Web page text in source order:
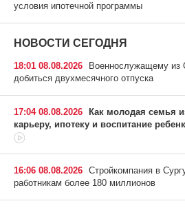
условия ипотечной программы
НОВОСТИ СЕГОДНЯ
18:01 08.08.2026
Военнослужащему из
добиться двухмесячного отпуска
17:04 08.08.2026
Как молодая семья
карьеру, ипотеку и воспитание
16:06 08.08.2026 Стройкомпания в
работникам более 180 миллионов